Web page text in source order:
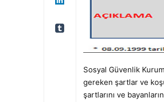
Sosyal Güvenlik
gereken şartlar ve
şartlarını ve